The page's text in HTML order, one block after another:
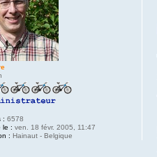
: 6578
le : ven. 18 févr. 2005, 11:47
: Hainaut - Belgique